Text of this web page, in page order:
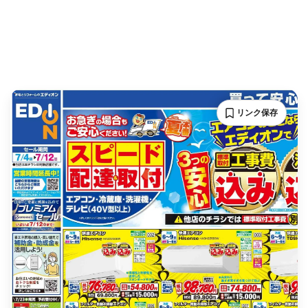
リンク保存